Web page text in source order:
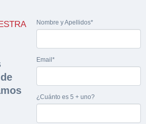
Nombre y Apellidos*
Email*
¿Cuánto es 5 + uno?
peritación
y recibirá en su email el
la documentación
CIF/DNI Ofertante*
Email*